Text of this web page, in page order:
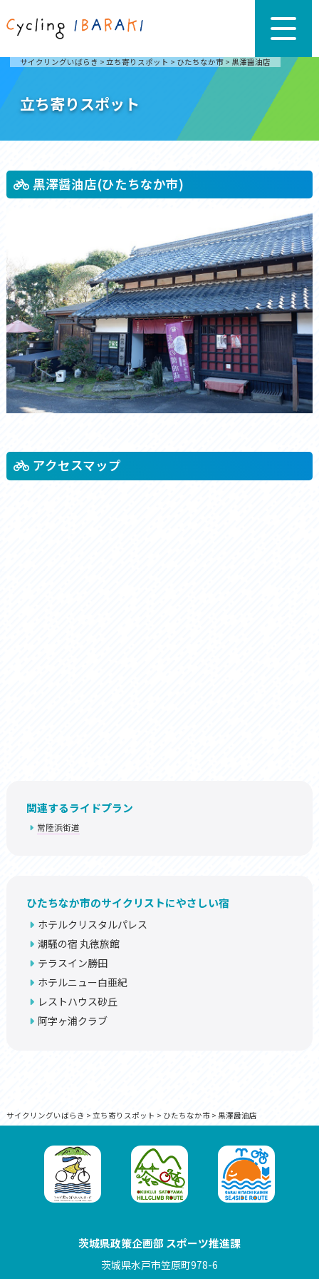
サイクリングいばらき > 立ち寄りスポット > ひたちなか市 > 黒澤醤油店
立ち寄りスポット
黒澤醤油店(ひたちなか市)
アクセスマップ
関連するライドプラン
常陸浜街道
ひたちなか市のサイクリストにやさしい宿
ホテルクリスタルパレス
潮騒の宿 丸徳旅館
テラスイン勝田
ホテルニュー白亜紀
レストハウス砂丘
阿字ヶ浦クラブ
サイクリングいばらき > 立ち寄りスポット > ひたちなか市> 黒澤醤油店
茨城県政策企画部 スポーツ推進課
茨城県水戸市笠原町978-6